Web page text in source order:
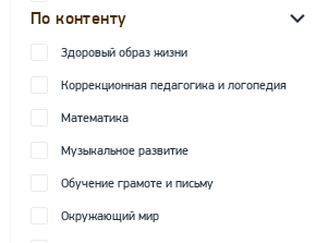
По контенту
Здоровый образ жизни
Коррекционная педагогика и логопедия
Математика
Музыкальное развитие
Обучение грамоте и письму
Окружающий мир